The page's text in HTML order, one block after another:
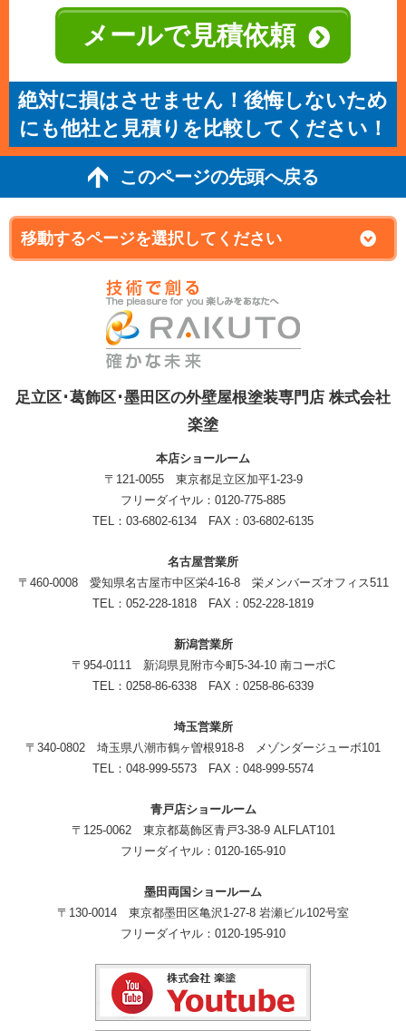
メールで見積依頼
絶対に損はさせません！後悔しないため
にも他社と見積りを比較してください！
このページの先頭へ戻る
足立区･葛飾区･墨田区の外壁屋根塗装専門店 株式会社
楽塗
本店ショールーム
〒121-0055 東京都足立区加平1-23-9
フリーダイヤル：0120-775-885
TEL：03-6802-6134 FAX：03-6802-6135
名古屋営業所
〒460-0008 愛知県名古屋市中区栄4-16-8 栄メンバーズオフィス511
TEL：052-228-1818 FAX：052-228-1819
新潟営業所
〒954-0111 新潟県見附市今町5-34-10 南コーポC
TEL：0258-86-6338 FAX：0258-86-6339
埼玉営業所
〒340-0802 埼玉県八潮市鶴ヶ曽根918-8 メゾンダージューボ101
TEL：048-999-5573 FAX：048-999-5574
青戸店ショールーム
〒125-0062 東京都葛飾区青戸3-38-9 ALFLAT101
フリーダイヤル：0120-165-910
墨田両国ショールーム
〒130-0014 東京都墨田区亀沢1-27-8 岩瀬ビル102号室
フリーダイヤル：0120-195-910